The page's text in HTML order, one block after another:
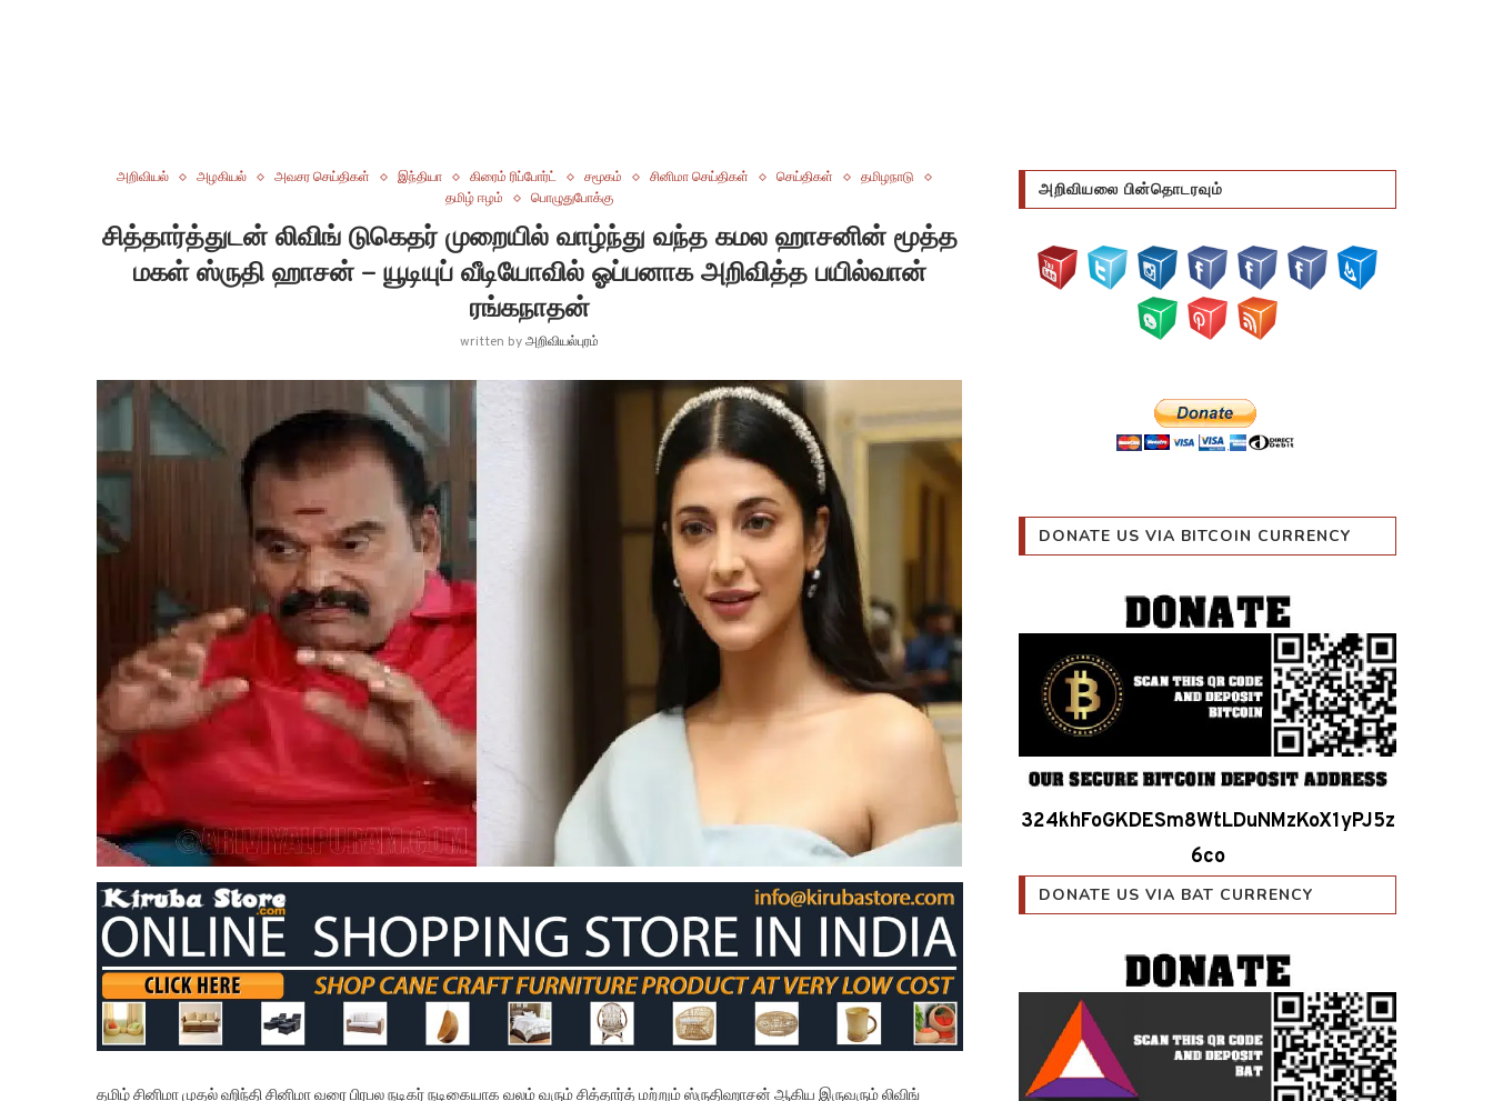
அறிவியல் அழகியல் அவசர செய்திகள் இந்தியா கிரைம் ரிப்போர்ட் சமூகம் சினிமா செய்திகள் செய்திகள்
தமிழநாடு
தமிழ் ஈழம்
பொழுதுபோக்கு
சித்தார்த்துடன் லிவிங் டுகெதர் முறையில் வாழ்ந்து வந்த கமல ஹாசனின் மூத்த
மகள் ஸ்ருதி ஹாசன் – யூடியுப் வீடியோவில் ஓப்பனாக அறிவித்த பயில்வான்
ரங்கநாதன்
written byஅறிவியல்புரம்
தமிழ் சினிமா முதல் ஹிந்தி சினிமா வரை பிரபல நடிகர் நடிகையாக வலம் வரும் சித்தார்த் மற்றும் ஸ்ருதிஹாசன் ஆகிய இருவரும் லிவிங்
அறிவியலை பின்தொடரவும்
DONATE US VIA BITCOIN CURRENCY
324khFoGKDESm8WtLDuNMzKoX1yPJ5z
6co
DONATE US VIA BAT CURRENCY